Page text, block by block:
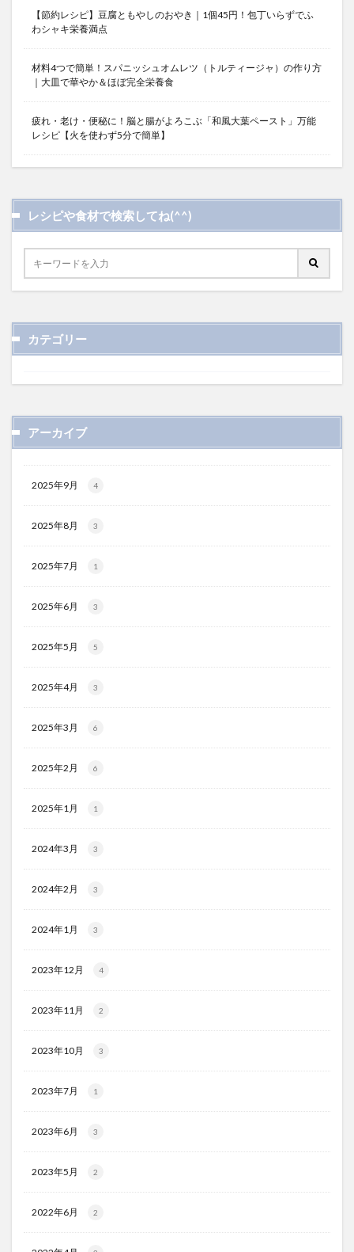
【節約レシピ】豆腐ともやしのおやき｜1個45円！包丁いらずでふ
わシャキ栄養満点
材料4つで簡単！スパニッシュオムレツ（トルティージャ）の作り方
｜大皿で華やか＆ほぼ完全栄養食
疲れ・老け・便秘に！脳と腸がよろこぶ「和風大葉ペースト」万能
レシピ【火を使わず5分で簡単】
レシピや食材で検索してね(^^)
カテゴリー
アーカイブ
2025年9月 4
2025年8月 3
2025年7月 1
2025年6月 3
2025年5月 5
2025年4月 3
2025年3月 6
2025年2月 6
2025年1月 1
2024年3月 3
2024年2月 3
2024年1月 3
2023年12月 4
2023年11月 2
2023年10月 3
2023年7月 1
2023年6月 3
2023年5月 2
2022年6月 2